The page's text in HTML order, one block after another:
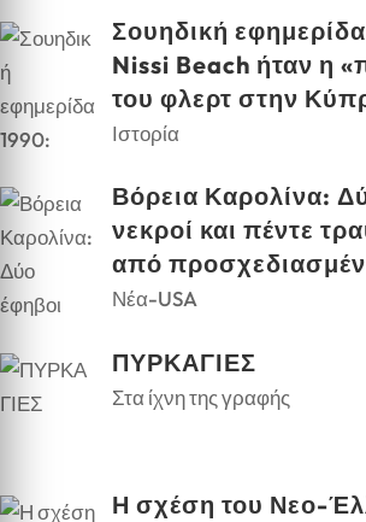
Σουηδική
Nissi Beach ήταν η
του φλερτ στην
Ιστορία
Βόρεια Καρολίνα:
νεκροί και πέντε
από
Νέα-USA
ΠΥΡΚΑΓΙΕΣ
Στα ίχνη της γραφής
Η σχέση του Νεο-